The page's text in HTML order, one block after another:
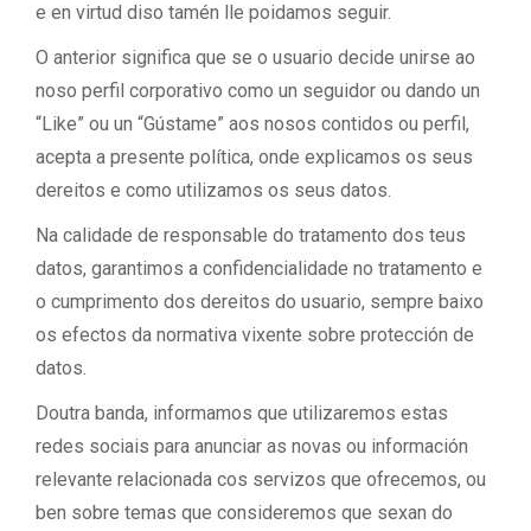
e en virtud diso tamén lle poidamos seguir.
O anterior significa que se o usuario decide unirse ao
noso perfil corporativo como un seguidor ou dando un
“Like” ou un “Gústame” aos nosos contidos ou perfil,
acepta a presente política, onde explicamos os seus
dereitos e como utilizamos os seus datos.
Na calidade de responsable do tratamento dos teus
datos, garantimos a confidencialidade no tratamento e
o cumprimento dos dereitos do usuario, sempre baixo
os efectos da normativa vixente sobre protección de
datos.
Doutra banda, informamos que utilizaremos estas
redes sociais para anunciar as novas ou información
relevante relacionada cos servizos que ofrecemos, ou
ben sobre temas que consideremos que sexan do